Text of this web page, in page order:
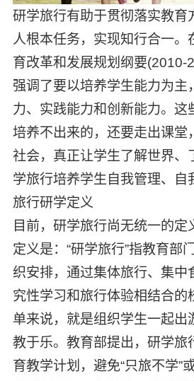
研学旅行有助于贯彻落实教育
人根本任务，实现知行合一。
育改革和发展规划纲要(2010-
强调了要以培养学生能力为主
力、实践能力和创新能力。这
培养不出来的，还要走出课堂
社会，真正让学生了解世界、
学旅行培养学生自我管理、自
旅行研学定义
目前，研学旅行尚无统一的定
定义是：“研学旅行”指教育部
织安排，通过集体旅行、集中
究性学习和旅行体验相结合的
单来说，就是组织学生一起出
教于乐。教育部提出，研学旅
育教学计划，避免“只旅不学”